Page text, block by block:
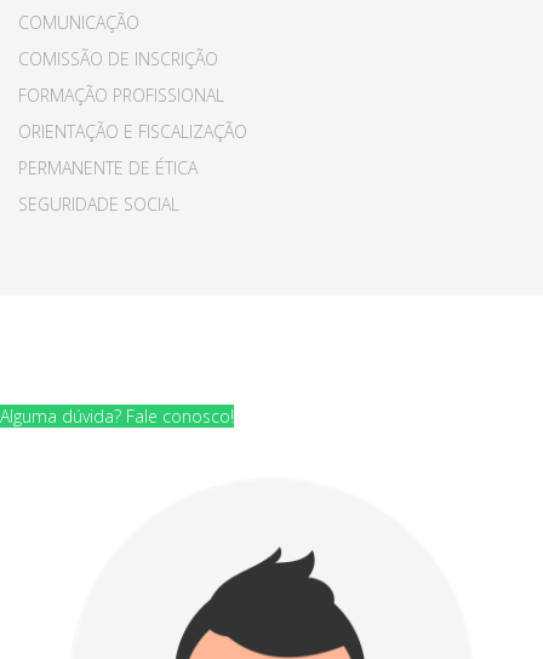
COMUNICAÇÃO
COMISSÃO DE INSCRIÇÃO
FORMAÇÃO PROFISSIONAL
ORIENTAÇÃO E FISCALIZAÇÃO
PERMANENTE DE ÉTICA
SEGURIDADE SOCIAL
Alguma dúvida? Fale conosco!